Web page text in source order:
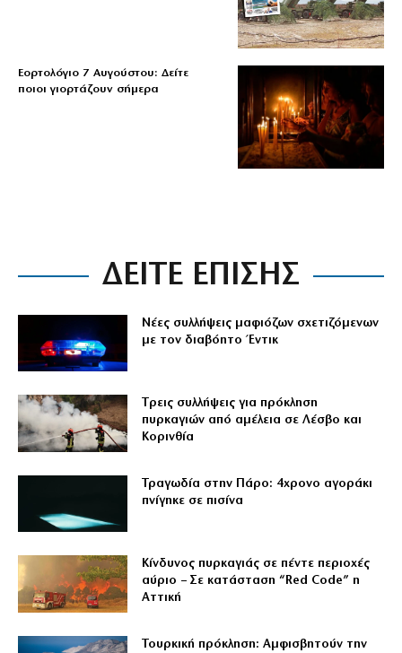
Εορτολόγιο 7 Αυγούστου: Δείτε
ποιοι γιορτάζουν σήμερα
ΔΕΙΤΕ ΕΠΙΣΗΣ
Νέες συλλήψεις μαφιόζων σχετιζόμενων
με τον διαβόητο Έντικ
Tρεις συλλήψεις για πρόκληση
πυρκαγιών από αμέλεια σε Λέσβο και
Κορινθία
Τραγωδία στην Πάρο: 4χρονο αγοράκι
πνίγηκε σε πισίνα
Κίνδυνος πυρκαγιάς σε πέντε περιοχές
αύριο – Σε κατάσταση “Red Code” η
Αττική
Τουρκική πρόκληση: Αμφισβητούν την